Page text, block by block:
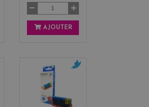
AJOUTER
n